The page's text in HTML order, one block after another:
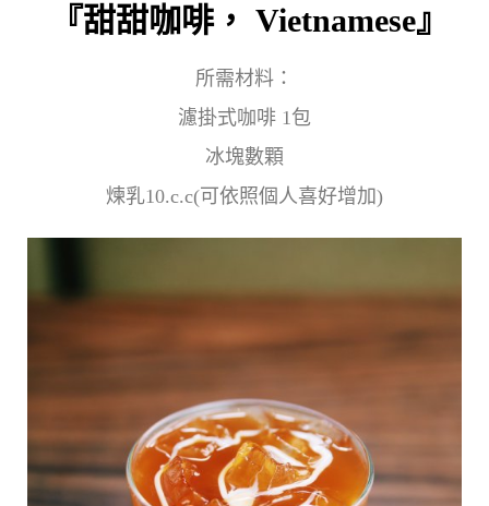
『甜甜咖啡， Vietnamese』
所需材料：
濾掛式咖啡 1包
冰塊數顆
煉乳10.c.c(可依照個人喜好增加)